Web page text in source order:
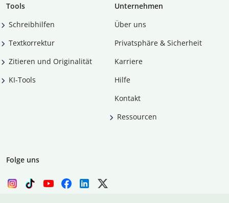
Tools
Schreibhilfen
Textkorrektur
Zitieren und Originalität
KI-Tools
Unternehmen
Über uns
Privatsphäre & Sicherheit
Karriere
Hilfe
Kontakt
Ressourcen
Folge uns